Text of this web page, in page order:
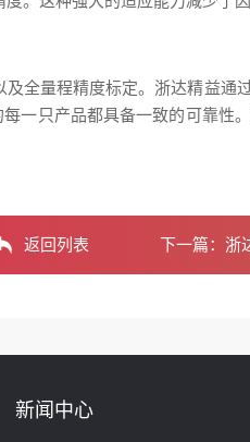
全量程精度标定。浙达精益
一只产品都具备一致的可靠
返回列表 下一篇： 浙
新闻中心